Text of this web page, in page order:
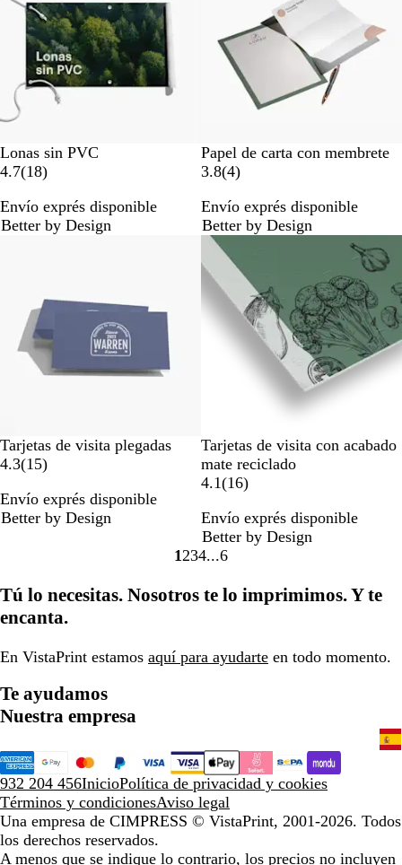
e
ñ
a
s
a
Lonas sin PVC
4.7(181
r
e
a
)
Envío exprés disponible
Better by Design
Papel de carta con membrete
3.8(44
e
s
ñ
s
)
Envío exprés disponible
Better by Design
Tarjetas de visita plegadas
4.3(151
r
e
a
s
)
Envío exprés disponible
Better by Design
Tarjetas de visita con acabado
mate reciclado
4.1(161
r
e
ñ
)
Envío exprés disponible
Better by Design
Ir
la
1 Ir
la
2 Ir
la
3Ir
la
4
Ir
la
6
Tú lo necesitas. Nosotros te lo imprimimos. Y te
encanta.
En VistaPrint estamos aquí para ayudarte en todo momento.
Te ayudamos
Nuestra empresa
932 204 456InicioPolítica de privacidad y cookies
Términos y condicionesAviso legal
Una empresa de CIMPRESS © VistaPrint, 2001-2026. Todos
los derechos reservados.
A menos que se indique lo contrario, los precios no incluyen